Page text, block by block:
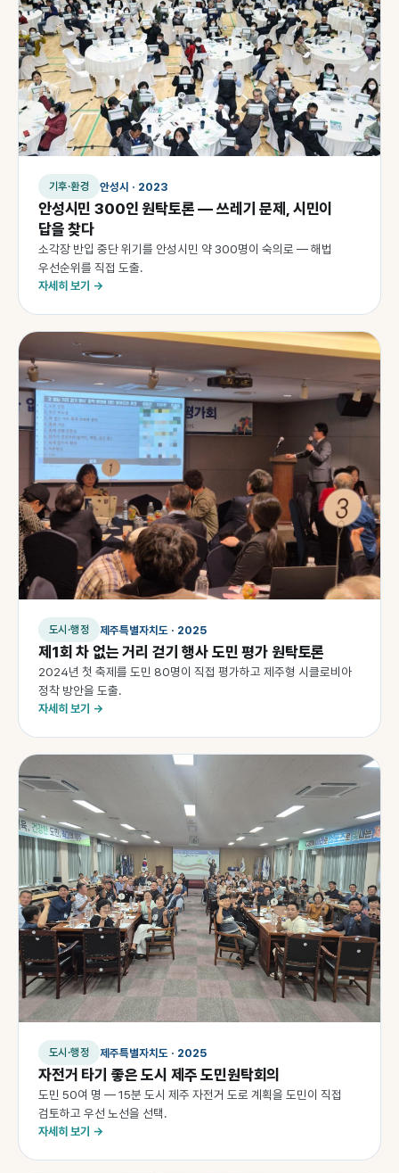
기후·환경 안성시 · 2023
안성시민 300인 원탁토론 — 쓰레기 문제, 시민이
답을 찾다
소각장 반입 중단 위기를 안성시민 약 300명이 숙의로 — 해법
우선순위를 직접 도출.
자세히 보기 →
도시·행정 제주특별자치도 · 2025
제1회 차 없는 거리 걷기 행사 도민 평가 원탁토론
2024년 첫 축제를 도민 80명이 직접 평가하고 제주형 시클로비아
정착 방안을 도출.
자세히 보기 →
도시·행정 제주특별자치도 · 2025
자전거 타기 좋은 도시 제주 도민원탁회의
도민 50여 명 — 15분 도시 제주 자전거 도로 계획을 도민이 직접
검토하고 우선 노선을 선택.
자세히 보기 →